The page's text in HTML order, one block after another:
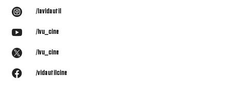
 /lavidautil
 /lvu_cine
 /lvu_cine
 /vidautilcine